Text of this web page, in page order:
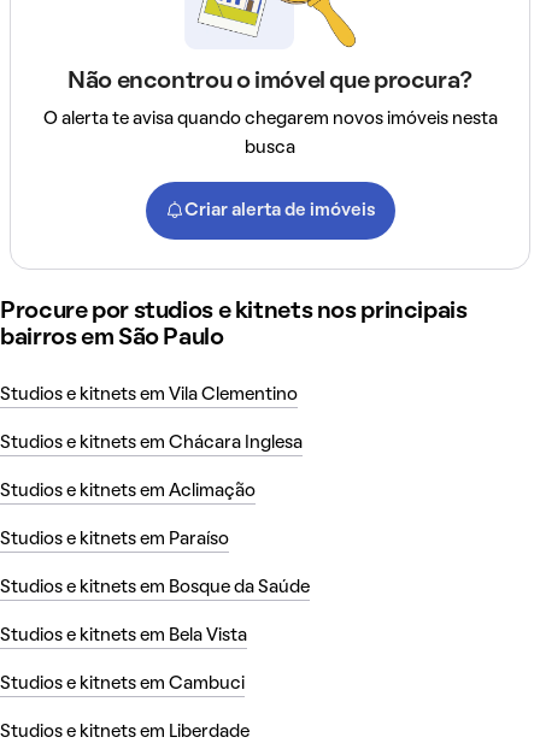
Não encontrou o imóvel que procura?
O alerta te avisa quando chegarem novos imóveis nesta
busca
Criar alerta de imóveis
Procure por studios e kitnets nos principais
bairros em São Paulo
Studios e kitnets em Vila Clementino
Studios e kitnets em Chácara Inglesa
Studios e kitnets em Aclimação
Studios e kitnets em Paraíso
Studios e kitnets em Bosque da Saúde
Studios e kitnets em Bela Vista
Studios e kitnets em Cambuci
Studios e kitnets em Liberdade